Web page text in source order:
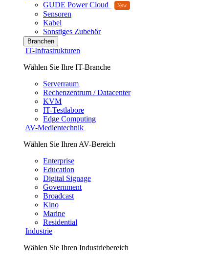
GUDE Power Cloud
Sensoren
Kabel
Sonstiges Zubehör
Branchen
IT-Infrastrukturen
Wählen Sie Ihre IT-Branche
Serverraum
Rechenzentrum / Datacenter
KVM
IT-Testlabore
Edge Computing
AV-Medientechnik
Wählen Sie Ihren AV-Bereich
Enterprise
Education
Digital Signage
Government
Broadcast
Kino
Marine
Residential
Industrie
Wählen Sie Ihren Industriebereich